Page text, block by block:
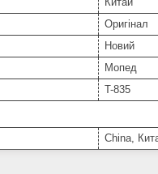
Оригінал
Новий
Мопед
T-835
China,